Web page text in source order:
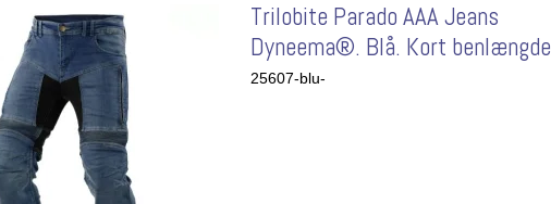
Trilobite Parado AAA Jeans
Dyneema®. Blå. Kort benlængde
25607-blu-